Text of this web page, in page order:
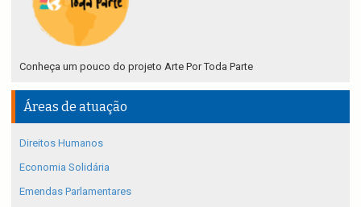
Conheça um pouco do projeto Arte Por Toda Parte
Áreas de atuação
Direitos Humanos
Economia Solidária
Emendas Parlamentares